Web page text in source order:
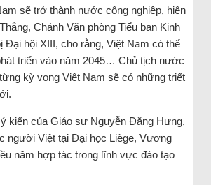
sẽ trở thành nước công nghiệp, hiện
Chánh Văn phòng Tiểu ban Kinh
Đại hội XIII, cho rằng, Việt Nam có thể
triển vào năm 2045… Chủ tịch nước
kỳ vọng Việt Nam sẽ có những triết
ý kiến của Giáo sư Nguyễn Đăng Hưng,
người Việt tại Đại học Liège, Vương
năm hợp tác trong lĩnh vực đào tạo